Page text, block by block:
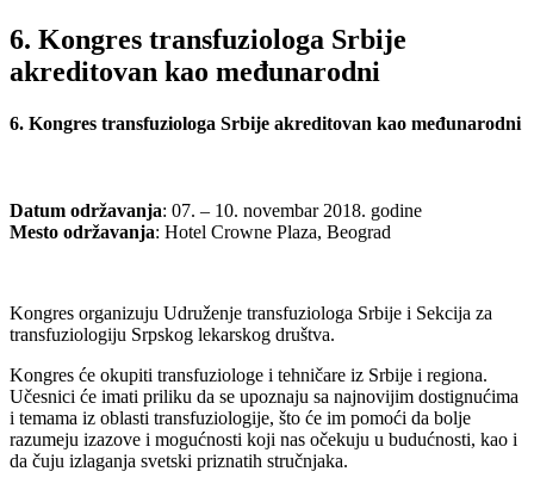
6. Kongres transfuziologa Srbije
akreditovan kao međunarodni
6. Kongres transfuziologa Srbije akreditovan kao međunarodni
Datum održavanja: 07. – 10. novembar 2018. godine
Mesto održavanja: Hotel Crowne Plaza, Beograd
Kongres organizuju Udruženje transfuziologa Srbije i Sekcija za
transfuziologiju Srpskog lekarskog društva.
Kongres će okupiti transfuziologe i tehničare iz Srbije i regiona.
Učesnici će imati priliku da se upoznaju sa najnovijim dostignućima
i temama iz oblasti transfuziologije, što će im pomoći da bolje
razumeju izazove i mogućnosti koji nas očekuju u budućnosti, kao i
da čuju izlaganja svetski priznatih stručnjaka.